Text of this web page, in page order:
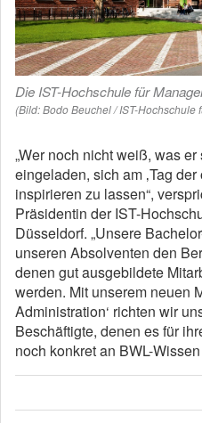
Die IST-Hochschule für
(Bild: Bodo Beuchel / IST-Hochschule
„Wer noch nicht weiß, was
eingeladen, sich am ‚Tag
inspirieren zu lassen“,
Präsidentin der IST-
Düsseldorf. „Unsere
unseren Absolventen den
denen gut ausgebildete
werden. Mit unserem neuen
Administration‘ richten wir
Beschäftigte, denen es für
noch konkret an BWL-